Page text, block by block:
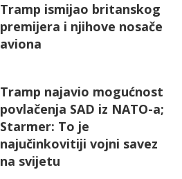
Tramp ismijao britanskog
premijera i njihove nosače
aviona
Tramp najavio mogućnost
povlačenja SAD iz NATO-a;
Starmer: To je
najučinkovitiji vojni savez
na svijetu